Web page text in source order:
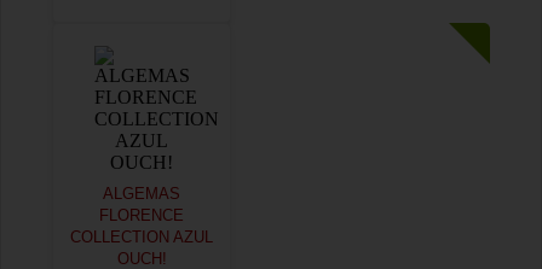
ALGEMAS
FLORENCE
COLLECTION AZUL
OUCH!